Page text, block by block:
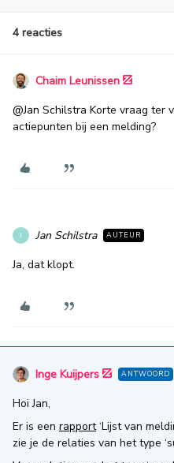
4 reacties
Chaim Leunissen
@Jan Schilstra Korte vraag ter
actiepunten bij een melding?
J Jan Schilstra AUTEUR
Ja, dat klopt.
Inge Kuijpers ANTWOORD
Hoi Jan,
Er is een rapport‘Lijst van
zie je de relaties van het type